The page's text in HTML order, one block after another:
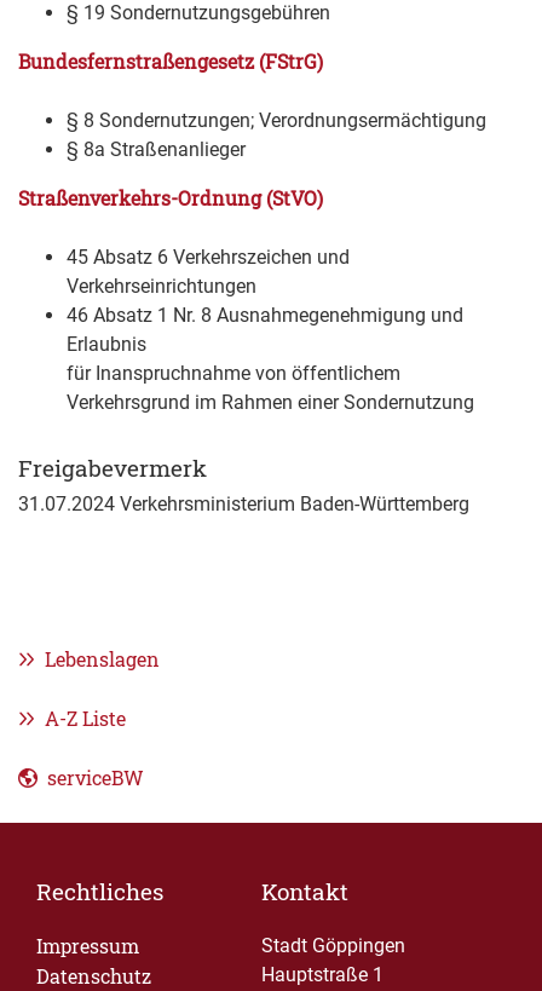
§ 19 Sondernutzungsgebühren
Bundesfernstraßengesetz (FStrG)
§ 8 Sondernutzungen; Verordnungsermächtigung
§ 8a Straßenanlieger
Straßenverkehrs-Ordnung (StVO)
45 Absatz 6 Verkehrszeichen und
Verkehrseinrichtungen
46 Absatz 1 Nr. 8 Ausnahmegenehmigung und
Erlaubnis
für Inanspruchnahme von öffentlichem
Verkehrsgrund im Rahmen einer Sondernutzung
Freigabevermerk
31.07.2024 Verkehrsministerium Baden-Württemberg
Lebenslagen
A-Z Liste
serviceBW
Rechtliches
Impressum
Datenschutz
Kontakt
Stadt Göppingen
Hauptstraße 1